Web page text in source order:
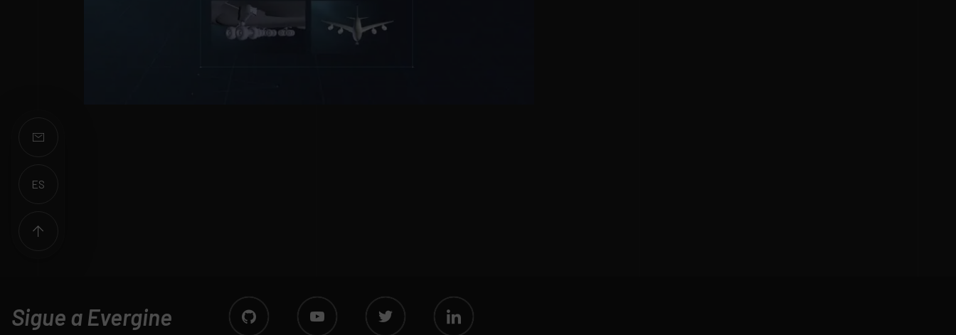
ES
Sigue a Evergine